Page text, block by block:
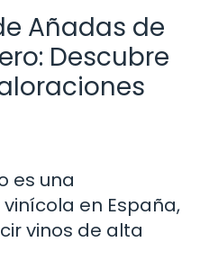
Añadas de
Descubre
es una
en España,
vinos de alta